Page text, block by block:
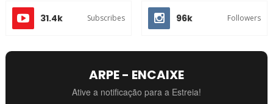
31.4k Subscribes 96k Followers
ARPE - ENCAIXE
Ative a notificação para a Estreia!